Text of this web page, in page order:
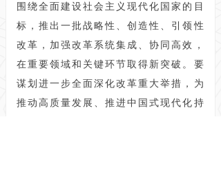
围绕全面建设社会主义现代化国家的目
标，推出一批战略性、创造性、引领性
改革，加强改革系统集成、协同高效，
在重要领域和关键环节取得新突破。要
谋划进一步全面深化改革重大举措，为
推动高质量发展、推进中国式现代化持